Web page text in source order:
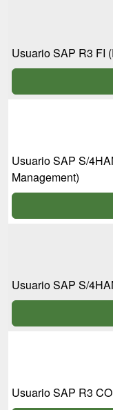
Usuario SAP R3 FI
Usuario SAP S/
Management)
Usuario SAP S/
Usuario SAP R3